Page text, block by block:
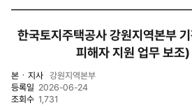
한국토지주택공사 강원지역본부
피해자 지원 업무 보조
본ㆍ지사 강원지역본부
등록일 2026-06-24
조회수 1,731